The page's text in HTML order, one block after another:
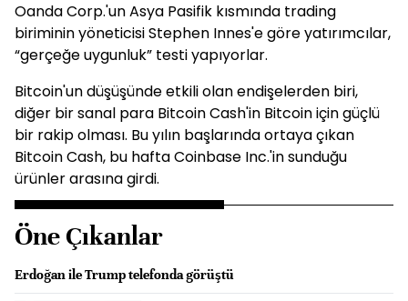
Oanda Corp.'un Asya Pasifik kısmında trading
biriminin yöneticisi Stephen Innes'e göre yatırımcılar,
“gerçeğe uygunluk” testi yapıyorlar.
Bitcoin'un düşüşünde etkili olan endişelerden biri,
diğer bir sanal para Bitcoin Cash'in Bitcoin için güçlü
bir rakip olması. Bu yılın başlarında ortaya çıkan
Bitcoin Cash, bu hafta Coinbase Inc.'in sunduğu
ürünler arasına girdi.
Öne Çıkanlar
Erdoğan ile Trump telefonda görüştü